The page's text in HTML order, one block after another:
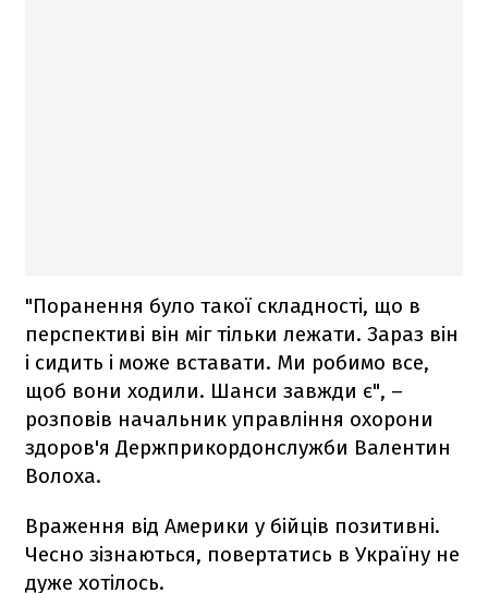
"Поранення було такої складності, що в
перспективі він міг тільки лежати. Зараз він
і сидить і може вставати. Ми робимо все,
щоб вони ходили. Шанси завжди є", –
розповів начальник управління охорони
здоров'я Держприкордонслужби Валентин
Волоха.
Враження від Америки у бійців позитивні.
Чесно зізнаються, повертатись в Україну не
дуже хотілось.